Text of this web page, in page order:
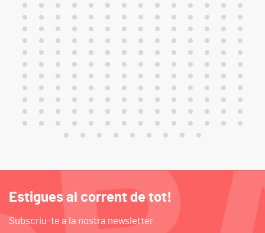
Estigues al corrent de tot!
Subscriu-te a la nostra newsletter